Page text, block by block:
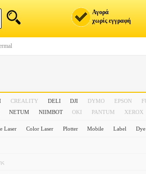
Αγορά
χωρίς εγγραφή
CREALITY DELI DJI DYMO EPSON
NETUM NIIMBOT OKI PANTUM XEROX
Laser Color Laser Plotter Mobile Label